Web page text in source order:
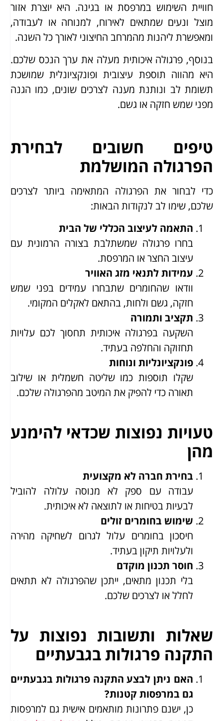
חוויית השימוש במרפסת או בגינה. היא יוצרת אזור
מוצל ונעים שמתאים לאירוח, למנוחה או לעבודה,
ומאפשרת ליהנות מהמרחב החיצוני לאורך כל השנה.
בנוסף, פרגולה איכותית מעלה את ערך הנכס שלכם.
היא מהווה תוספת עיצובית ופונקציונלית שמושכת
תשומת לב ונותנת מענה לצרכים שונים, כמו הגנה
מפני שמש חזקה או גשם.
טיפים חשובים לבחירת
הפרגולה המושלמת
כדי לבחור את הפרגולה המתאימה ביותר לצרכים
שלכם, שימו לב לנקודות הבאות:
התאמה לעיצוב הכללי של הבית
בחרו פרגולה שמשתלבת בצורה הרמונית עם
עיצוב החצר או המרפסת.
עמידות לתנאי מזג האוויר
וודאו שהחומרים שתבחרו עמידים בפני שמש
חזקה, גשם ולחות, בהתאם לאקלים המקומי.
תקציב ותמורה
השקעה בפרגולה איכותית תחסוך לכם עלויות
תחזוקה והחלפה בעתיד.
פונקציונליות ונוחות
שקלו תוספות כמו שליטה חשמלית או שילוב
תאורה כדי להפיק את המיטב מהפרגולה שלכם.
טעויות נפוצות שכדאי להימנע
מהן
בחירת חברה לא מקצועית
עבודה עם ספק לא מנוסה עלולה להוביל
לבעיות בטיחות או לתוצאה לא איכותית.
שימוש בחומרים זולים
חיסכון בחומרים עלול לגרום לשחיקה מהירה
ולעלויות תיקון בעתיד.
חוסר תכנון מוקדם
בלי תכנון מתאים, ייתכן שהפרגולה לא תתאים
לחלל או לצרכים שלכם.
שאלות ותשובות נפוצות על
התקנה פרגולות בגבעתיים
האם ניתן לבצע התקנה פרגולות בגבעתיים
גם במרפסות קטנות?
כן, ישנם פתרונות מותאמים אישית גם למרפסות